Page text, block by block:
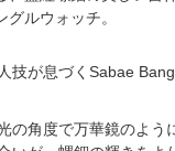
ルウォッチ。
技が息づくSabae
の角度で万華鏡のよ